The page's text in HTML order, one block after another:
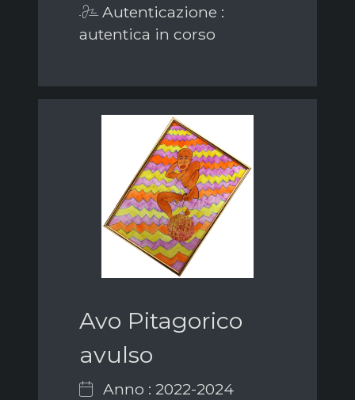
Autenticazione :
autentica in corso
Avo Pitagorico
avulso
Anno : 2022-2024